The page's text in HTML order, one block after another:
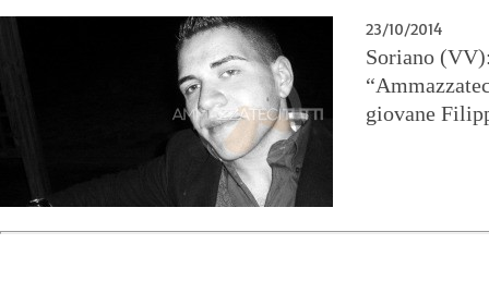
23/10/2014
Soriano
giovane